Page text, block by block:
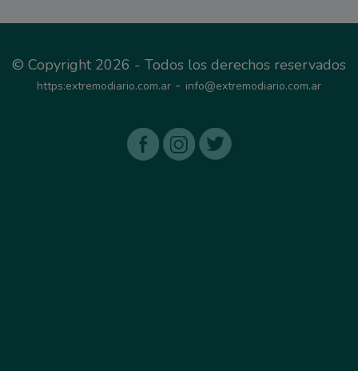
© Copyright 2026 - Todos los derechos reservados
https:extremodiario.com.ar - info@extremodiario.com.ar